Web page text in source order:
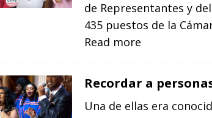
de Representantes y
435 puestos de la
Read more
Recordar a
Una de ellas era